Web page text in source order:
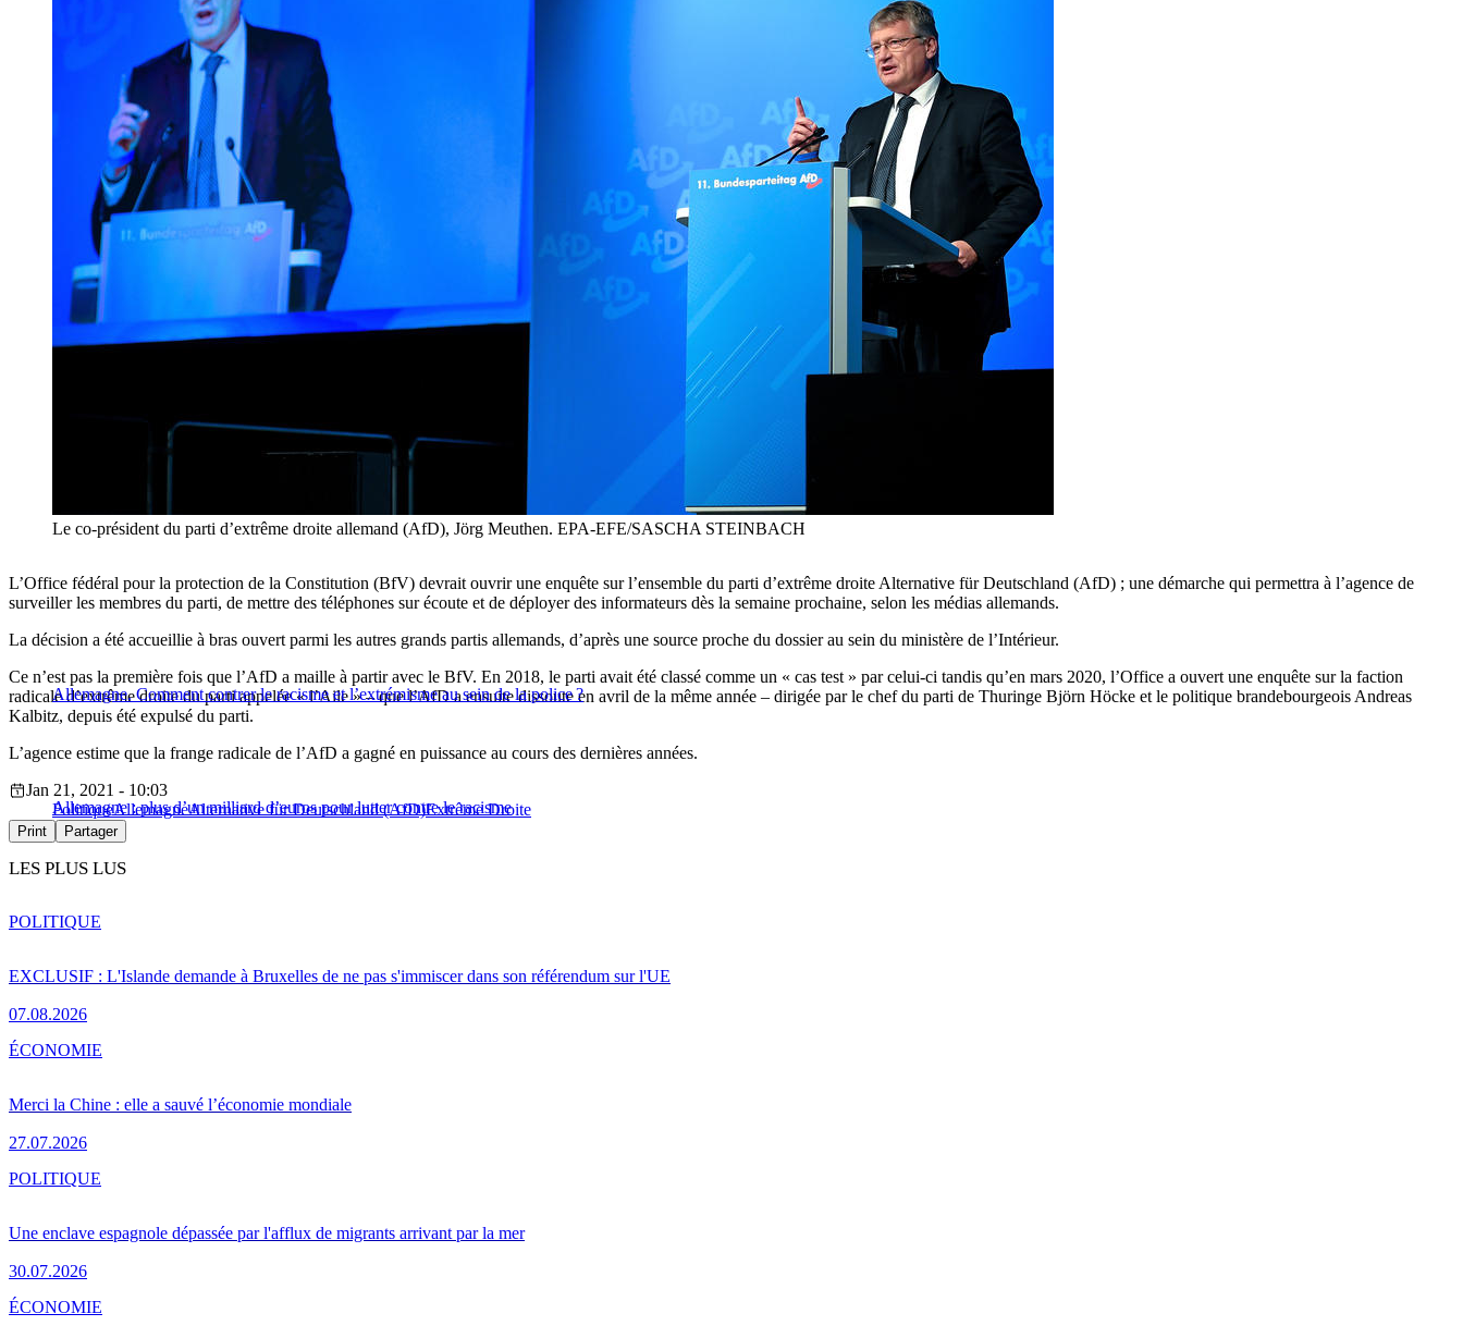
Le co-président du parti d’extrême droite allemand (AfD), Jörg Meuthen. EPA-EFE/SASCHA STEINBACH
L’Office fédéral pour la protection de la Constitution (BfV) devrait ouvrir une enquête sur l’ensemble du parti d’extrême droite Alternative für Deutschland (AfD) ; une démarche qui permettra à l’agence de
surveiller les membres du parti, de mettre des téléphones sur écoute et de déployer des informateurs dès la semaine prochaine, selon les médias allemands.
La décision a été accueillie à bras ouvert parmi les autres grands partis allemands, d’après une source proche du dossier au sein du ministère de l’Intérieur.
Allemagne. Comment contrer le racisme et l’extrémisme au sein de la police ?
Ce n’est pas la première fois que l’AfD a maille à partir avec le BfV. En 2018, le parti avait été classé comme un « cas test » par celui-ci tandis qu’en mars 2020, l’Office a ouvert une enquête sur la faction
radicale d’extrême droite du parti appelée « l’Aile » – que l’AfD a ensuite dissoute en avril de la même année – dirigée par le chef du parti de Thuringe Björn Höcke et le politique brandebourgeois Andreas
Kalbitz, depuis été expulsé du parti.
L’agence estime que la frange radicale de l’AfD a gagné en puissance au cours des dernières années.
Allemagne : plus d’un milliard d’euros pour lutter contre le racisme
Jan 21, 2021 - 10:03
PolitiqueAllemagneAlternative für Deutschland (AfD)Extrême Droite
Print Partager
LES PLUS LUS
EXCLUSIF : L'Islande demande à Bruxelles de ne pas s'immiscer dans son référendum sur l'UE
07.08.2026
POLITIQUE
Merci la Chine : elle a sauvé l’économie mondiale
27.07.2026
ÉCONOMIE
Une enclave espagnole dépassée par l'afflux de migrants arrivant par la mer
30.07.2026
POLITIQUE
ÉCONOMIE